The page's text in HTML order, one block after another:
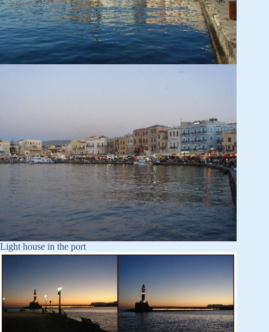
Light house in the port